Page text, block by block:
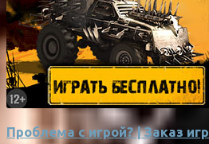
Проблема с игрой? | Заказ игр